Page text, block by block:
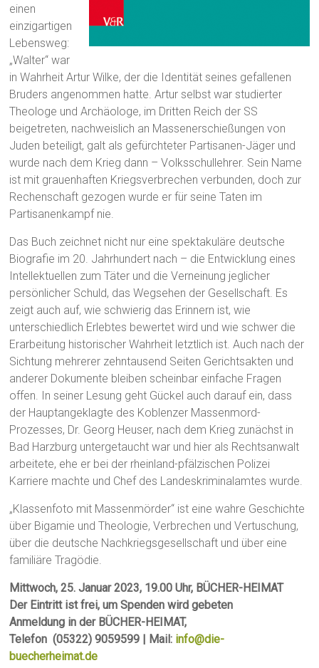
einen
einzigartigen
Lebensweg:
„Walter“ war
in Wahrheit Artur Wilke, der die Identität seines gefallenen
Bruders angenommen hatte. Artur selbst war studierter
Theologe und Archäologe, im Dritten Reich der SS
beigetreten, nachweislich an Massenerschießungen von
Juden beteiligt, galt als gefürchteter Partisanen-Jäger und
wurde nach dem Krieg dann – Volksschullehrer. Sein Name
ist mit grauenhaften Kriegsverbrechen verbunden, doch zur
Rechenschaft gezogen wurde er für seine Taten im
Partisanenkampf nie.
Das Buch zeichnet nicht nur eine spektakuläre deutsche
Biografie im 20. Jahrhundert nach – die Entwicklung eines
Intellektuellen zum Täter und die Verneinung jeglicher
persönlicher Schuld, das Wegsehen der Gesellschaft. Es
zeigt auch auf, wie schwierig das Erinnern ist, wie
unterschiedlich Erlebtes bewertet wird und wie schwer die
Erarbeitung historischer Wahrheit letztlich ist. Auch nach der
Sichtung mehrerer zehntausend Seiten Gerichtsakten und
anderer Dokumente bleiben scheinbar einfache Fragen
offen. In seiner Lesung geht Gückel auch darauf ein, dass
der Hauptangeklagte des Koblenzer Massenmord-
Prozesses, Dr. Georg Heuser, nach dem Krieg zunächst in
Bad Harzburg untergetaucht war und hier als Rechtsanwalt
arbeitete, ehe er bei der rheinland-pfälzischen Polizei
Karriere machte und Chef des Landeskriminalamtes wurde.
„Klassenfoto mit Massenmörder“ ist eine wahre Geschichte
über Bigamie und Theologie, Verbrechen und Vertuschung,
über die deutsche Nachkriegsgesellschaft und über eine
familiäre Tragödie.
Mittwoch, 25. Januar 2023, 19.00 Uhr, BÜCHER-HEIMAT
Der Eintritt ist frei, um Spenden wird gebeten
Anmeldung in der BÜCHER-HEIMAT,
Telefon (05322) 9059599 | Mail: info@die-
buecherheimat.de